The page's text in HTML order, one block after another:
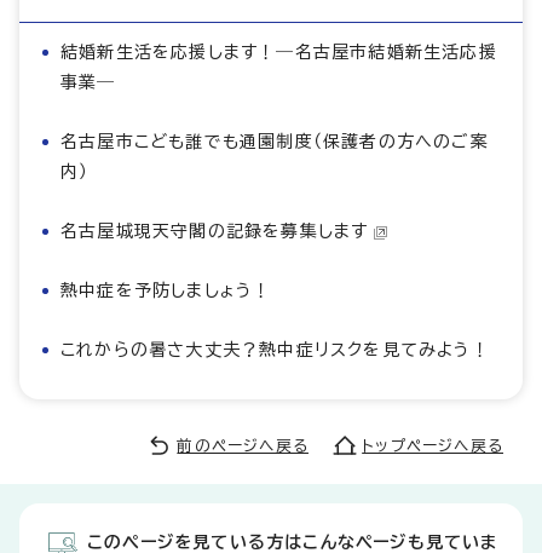
結婚新生活を応援します！―名古屋市結婚新生活応援
事業―
名古屋市こども誰でも通園制度（保護者の方へのご案
内）
名古屋城現天守閣の記録を募集します
熱中症を予防しましょう！
これからの暑さ大丈夫？熱中症リスクを見てみよう！
前のページへ戻る トップページへ戻る
このページを見ている方はこんなページも見ていま